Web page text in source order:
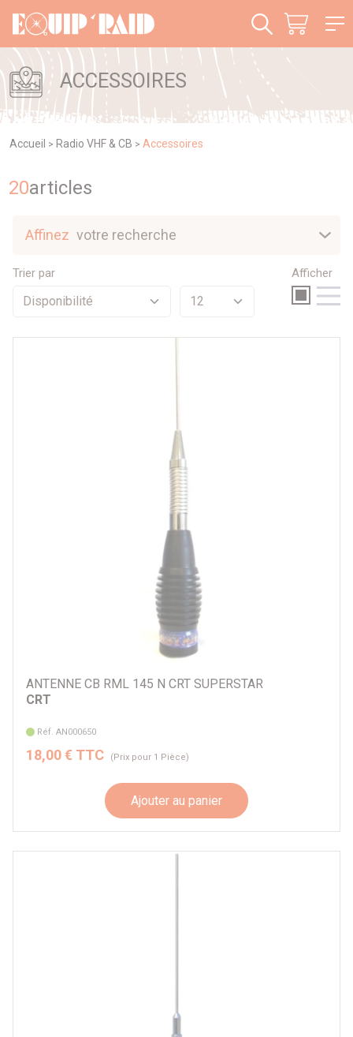
ACCESSOIRES
Accueil > Radio VHF & CB > Accessoires
20articles
Trier par Afficher
ANTENNE CB RML 145 N CRT SUPERSTAR
CRT
Réf. AN000650
18,00 € TTC (Prix pour 1 Pièce)
Ajouter au panier
Affinez votre recherche
Promotions
Panneau de gestion des cookies